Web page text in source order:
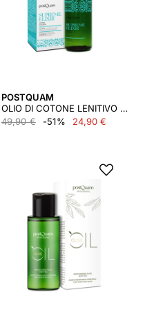
POSTQUAM
OLIO DI COTONE LENITIVO - 100 ML.
49,90 €
-51% 24,90 €